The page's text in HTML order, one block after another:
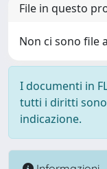
File in questo
Non ci sono file
I documenti in
tutti i diritti
indicazione.